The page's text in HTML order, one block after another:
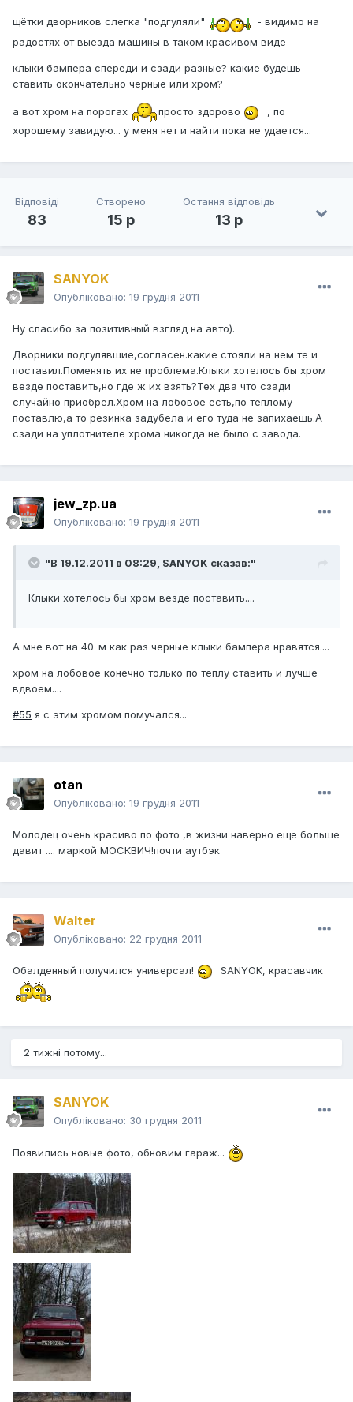
щётки дворников слегка "подгуляли"
- видимо на
радостях от выезда машины в таком красивом виде
клыки бампера спереди и сзади разные? какие будешь
ставить окончательно черные или хром?
а вот хром на порогах просто здорово
, по
хорошему завидую... у меня нет и найти пока не удается...
Відповіді
83
Створено
15 р
Остання відповідь
13 р
SANYOK
Опубліковано: 19 грудня 2011
Ну спасибо за позитивный взгляд на авто).
Дворники подгулявшие,согласен.какие стояли на нем те и
поставил.Поменять их не проблема.Клыки хотелось бы хром
везде поставить,но где ж их взять?Тех два что сзади
случайно приобрел.Хром на лобовое есть,по теплому
поставлю,а то резинка задубела и его туда не запихаешь.А
сзади на уплотнителе хрома никогда не было с завода.
jew_zp.ua
Опубліковано: 19 грудня 2011
"В 19.12.2011 в 08:29, SANYOK сказав:"
Клыки хотелось бы хром везде поставить....
А мне вот на 40-м как раз черные клыки бампера нравятся....
хром на лобовое конечно только по теплу ставить и лучше
вдвоем....
#55 я с этим хромом помучался...
otan
Опубліковано: 19 грудня 2011
Молодец очень красиво по фото ,в жизни наверно еще больше
давит .... маркой МОСКВИЧ!почти аутбэк
Walter
Опубліковано: 22 грудня 2011
Обалденный получился универсал! SANYOK, красавчик
2 тижні потому...
SANYOK
Опубліковано: 30 грудня 2011
Появились новые фото, обновим гараж...